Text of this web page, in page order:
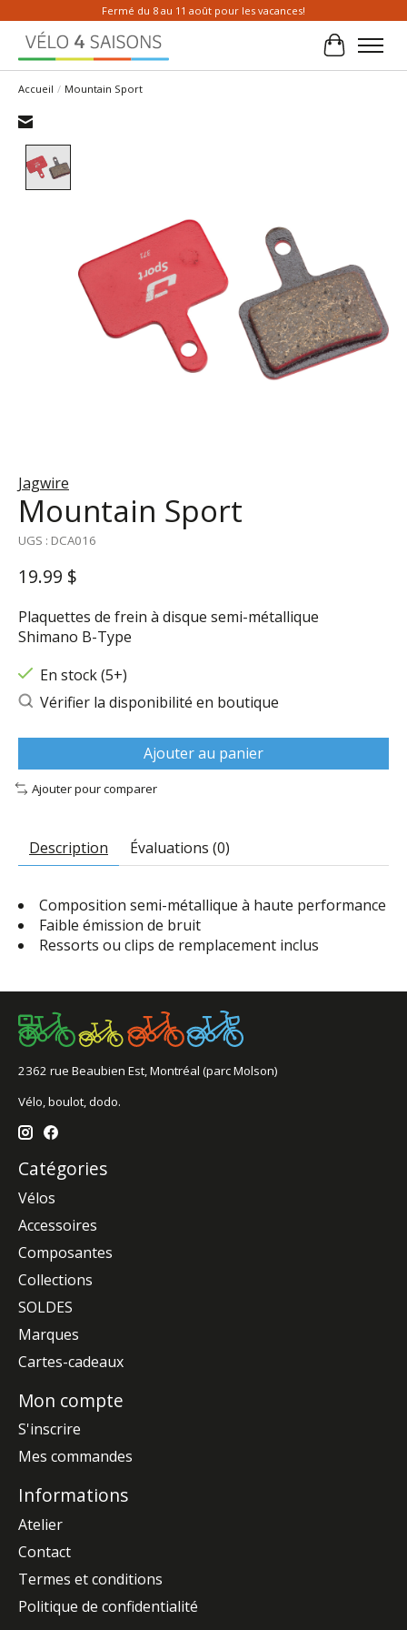
Fermé du 8 au 11 août pour les vacances!
Panier
Accueil / Mountain Sport
Jagwire
Mountain Sport
UGS : DCA016
19.99 $
Plaquettes de frein à disque semi-métallique
Shimano B-Type
En stock (5+)
Vérifier la disponibilité en boutique
Ajouter au panier
Ajouter pour comparer
Description Évaluations (0)
Composition semi-métallique à haute performance
Faible émission de bruit
Ressorts ou clips de remplacement inclus
2362 rue Beaubien Est, Montréal (parc Molson)
Vélo, boulot, dodo.
Catégories
Vélos
Accessoires
Composantes
Collections
SOLDES
Marques
Cartes-cadeaux
Mon compte
S'inscrire
Mes commandes
Informations
Atelier
Contact
Termes et conditions
Politique de confidentialité